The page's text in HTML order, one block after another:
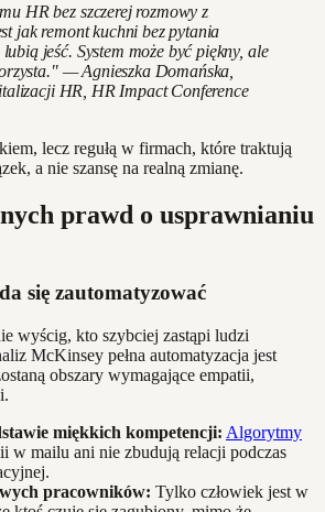
HR bez szczerej rozmowy z
jak remont kuchni bez pytania
jeść. System może być piękny, ale
— Agnieszka Domańska,
HR, HR Impact Conference
lecz regułą w firmach, które traktują
a nie szansę na realną zmianę.
prawd o usprawnianiu
się zautomatyzować
wyścig, kto szybciej zastąpi ludzi
McKinsey pełna automatyzacja jest
obszary wymagające empatii,
miękkich kompetencji: Algorytmy
w mailu ani nie zbudują relacji podczas
pracowników: Tylko człowiek jest w